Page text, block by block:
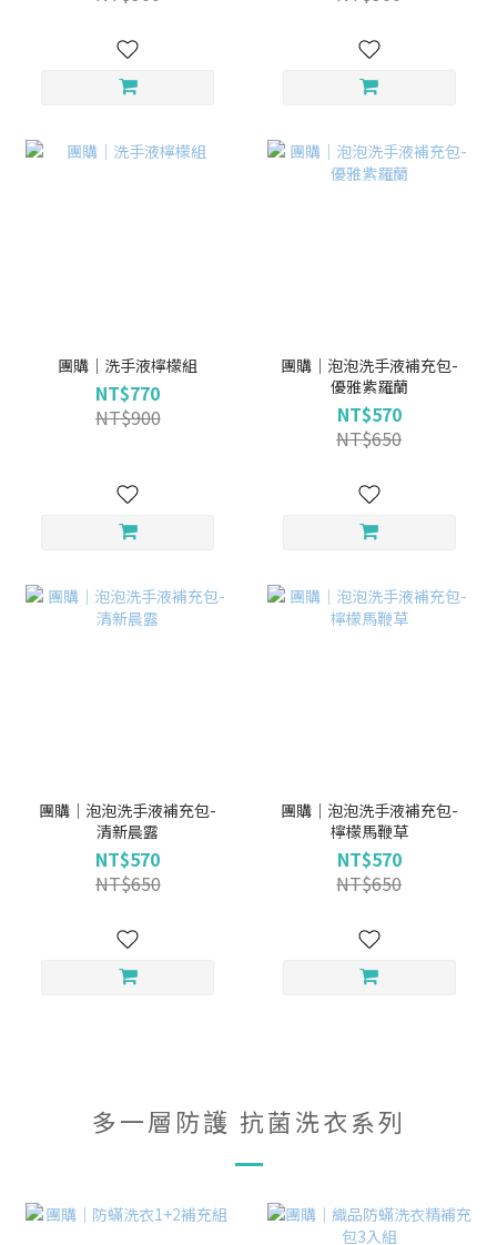
團購｜洗手液檸檬組
NT$770
NT$900
團購｜泡泡洗手液補充包-
優雅紫羅蘭
NT$570
NT$650
團購｜泡泡洗手液補充包-
清新晨露
NT$570
NT$650
團購｜泡泡洗手液補充包-
檸檬馬鞭草
NT$570
NT$650
多一層防護 抗菌洗衣系列